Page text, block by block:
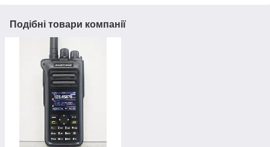
Подібні товари компанії